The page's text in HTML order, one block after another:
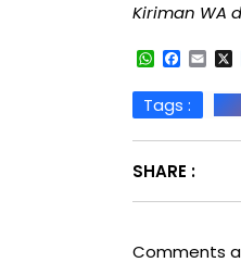
Kiriman WA
Tags :
SHARE :
Comments